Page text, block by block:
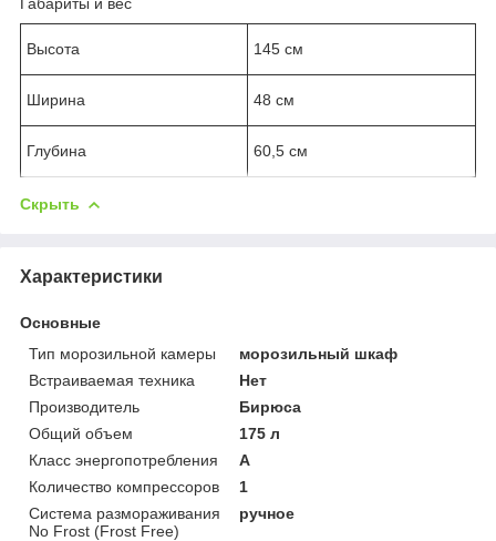
Высота 145 см
Ширина 48 см
Глубина 60,5 см
Скрыть
Характеристики
Основные
Тип морозильной камеры
морозильный шкаф
Встраиваемая техника
Нет
Производитель
Бирюса
Общий объем
175 л
Класс энергопотребления
A
Количество компрессоров
1
Система размораживания
No Frost (Frost Free)
ручное